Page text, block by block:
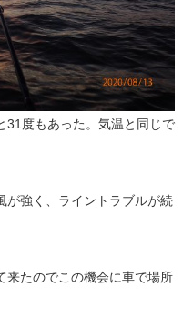
31度もあった。気温と同じで
が強く、ライントラブルが続
来たのでこの機会に車で場所